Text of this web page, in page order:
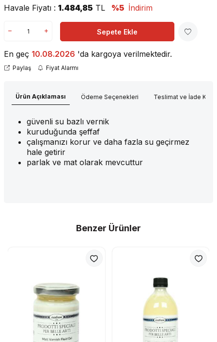
Havale Fiyatı : 1.484,85 TL %5 İndirim
Sepete Ekle
En geç 10.08.2026 'da kargoya verilmektedir.
Paylaş Fiyat Alarmı
Ürün Açıklaması Ödeme Seçenekleri Teslimat ve İade
güvenli su bazlı vernik
kuruduğunda şeffaf
çalışmanızı korur ve daha fazla su geçirmez
hale getirir
parlak ve mat olarak mevcuttur
Benzer Ürünler